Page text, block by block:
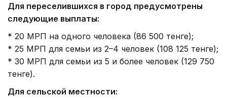
Для переселившихся в город предусмотрены
следующие выплаты:
* 20 МРП на одного человека (86 500 тенге);
* 25 МРП для семьи из 2–4 человек (108 125 тенге);
* 30 МРП для семьи из 5 и более человек (129 750
тенге).
Для сельской местности: